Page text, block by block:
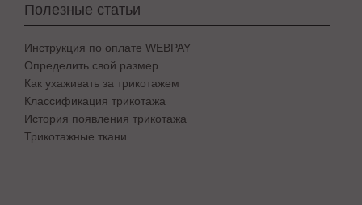
Полезные статьи
Инструкция по оплате WEBPAY
Определить свой размер
Как ухаживать за трикотажем
Классификация трикотажа
История появления трикотажа
Трикотажные ткани